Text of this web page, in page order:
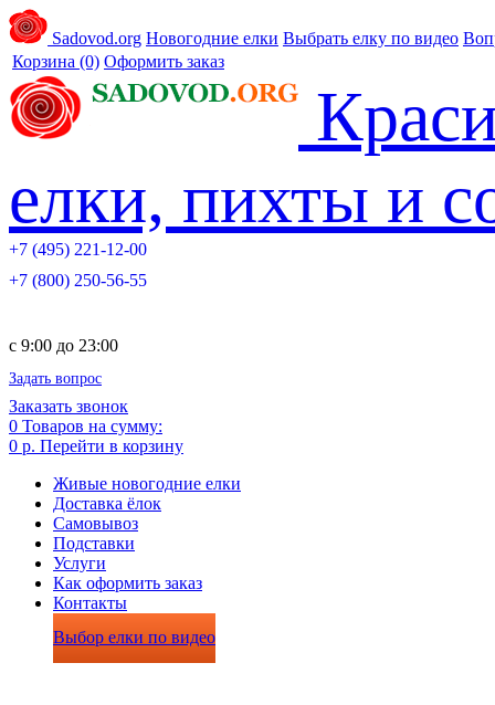
Sadovod.org Новогодние елки Выбрать елку по видео
Корзина (0) Оформить заказ
елки, пихты и
+7 (495) 221-12-00
+7 (800) 250-56-55
c 9:00 до 23:00
Задать вопрос
Заказать звонок
0 Товаров на сумму:
0 р. Перейти в корзину
Живые новогодние елки
Доставка ёлок
Самовывоз
Подставки
Услуги
Как оформить заказ
Контакты
Выбор елки по видео